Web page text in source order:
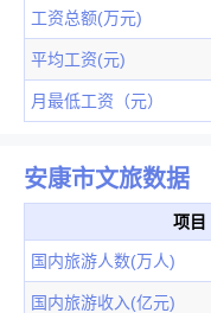
工资总额(万元)
平均工资(元)
月最低工资（元）
安康市文旅数据
项目
国内旅游人数(万人)
国内旅游收入(亿元)